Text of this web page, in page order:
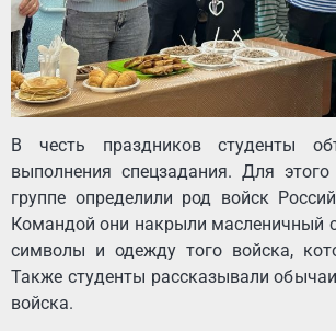
В честь праздников студенты
выполнения спецзадания. Для
группе определили род войск
Командой они накрыли масленичный
символы и одежду того войска,
Также студенты рассказывали
войска.